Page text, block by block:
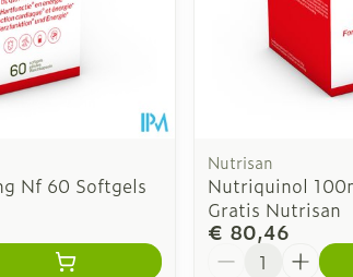
Nf 60 Softgels
Nutrisan
Nutriquinol
Gratis Nutrisan
€ 80,46
Aantal